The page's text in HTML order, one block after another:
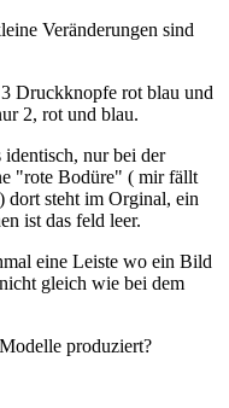
Veränderungen sind
Druckknopfe rot blau und
2, rot und blau.
identisch, nur bei der
"rote Bodüre" ( mir fällt
dort steht im Orginal, ein
ist das feld leer.
eine Leiste wo ein Bild
gleich wie bei dem
produziert?